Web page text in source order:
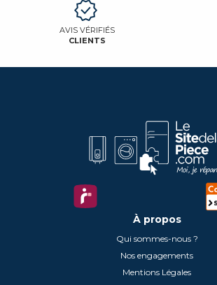
AVIS VÉRIFIÉS
CLIENTS
À propos
Qui sommes-nous ?
Nos engagements
Mentions Légales